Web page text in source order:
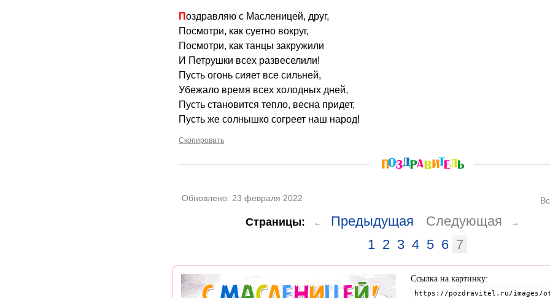
Поздравляю с Масленицей, друг,
Посмотри, как суетно вокруг,
Посмотри, как танцы закружили
И Петрушки всех развеселили!
Пусть огонь сияет все сильней,
Убежало время всех холодных дней,
Пусть становится тепло, весна придет,
Пусть же солнышко согреет наш народ!
Скопировать
Обновлено: 23 февраля 2022
Страницы: ← Предыдущая Следующая →
1 2 3 4 5 6 7
Ссылка на картинку: